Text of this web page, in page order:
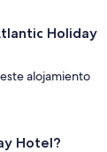
Holiday
alojamiento
Hotel?